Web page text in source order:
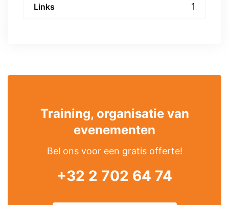
Links 1
Training, organisatie van
evenementen
Bel ons voor een gratis offerte!
+32 2 702 64 74